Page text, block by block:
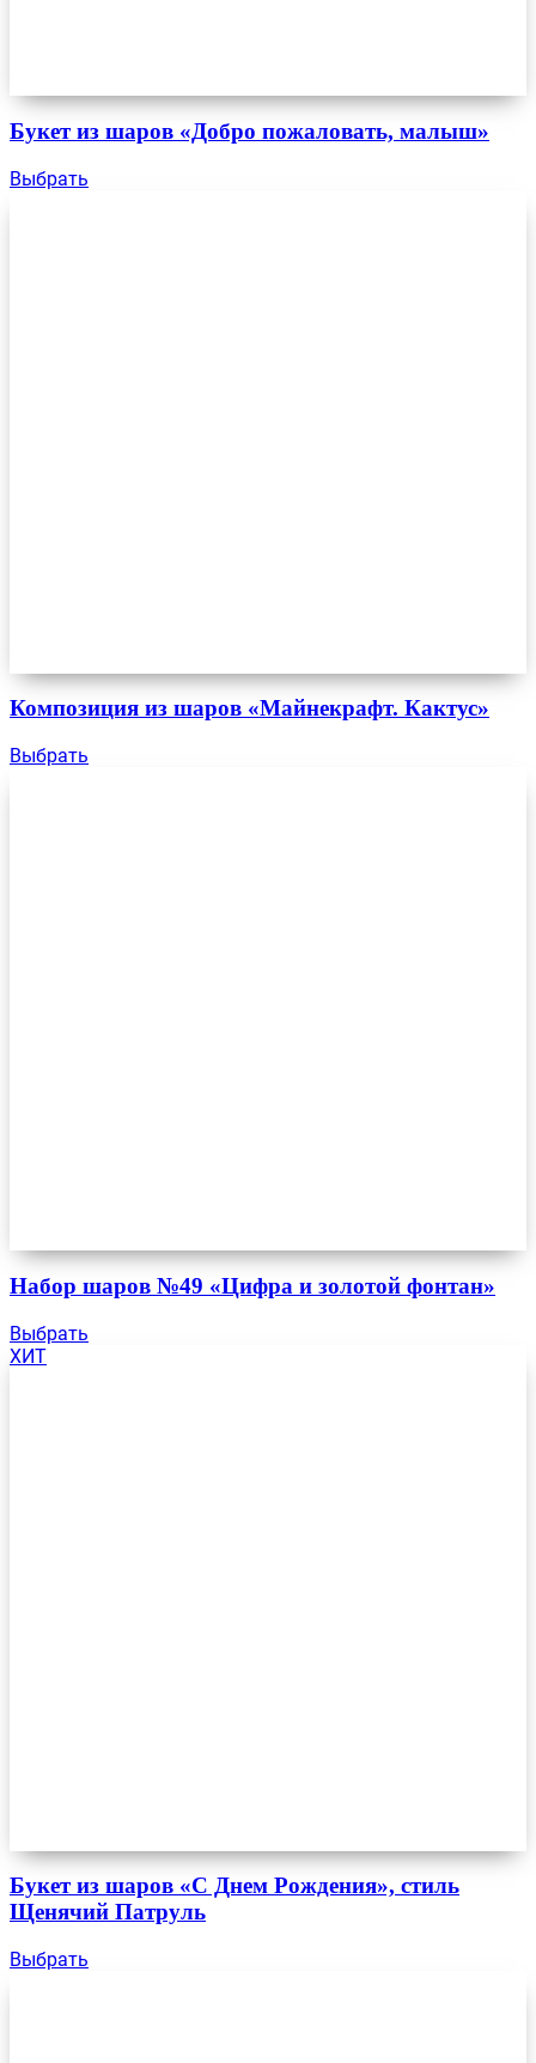
Букет из шаров «Добро пожаловать, малыш»
Выбрать
Композиция из шаров «Майнекрафт. Кактус»
Выбрать
Набор шаров №49 «Цифра и золотой фонтан»
Выбрать
ХИТ
Букет из шаров «С Днем Рождения», стиль
Щенячий Патруль
Выбрать